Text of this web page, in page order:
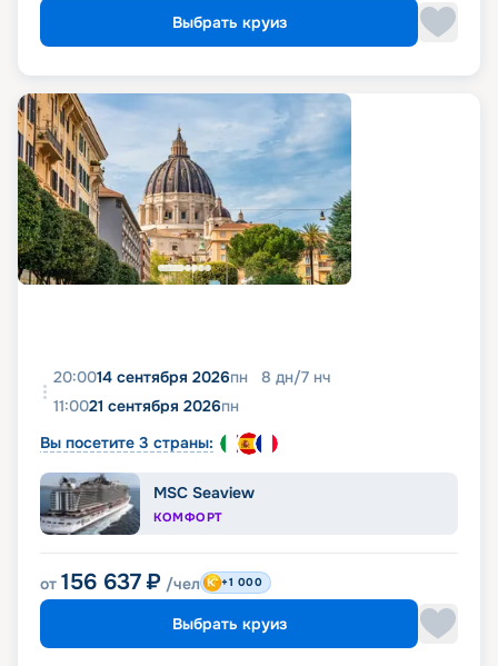
Выбрать круиз
20:0014 сентября 2026пн 8 дн/7 нч
11:0021 сентября 2026пн
Вы посетите 3 страны:
MSC Seaview
КОМФОРТ
от 156 637 ₽ /чел +1 000
Выбрать круиз